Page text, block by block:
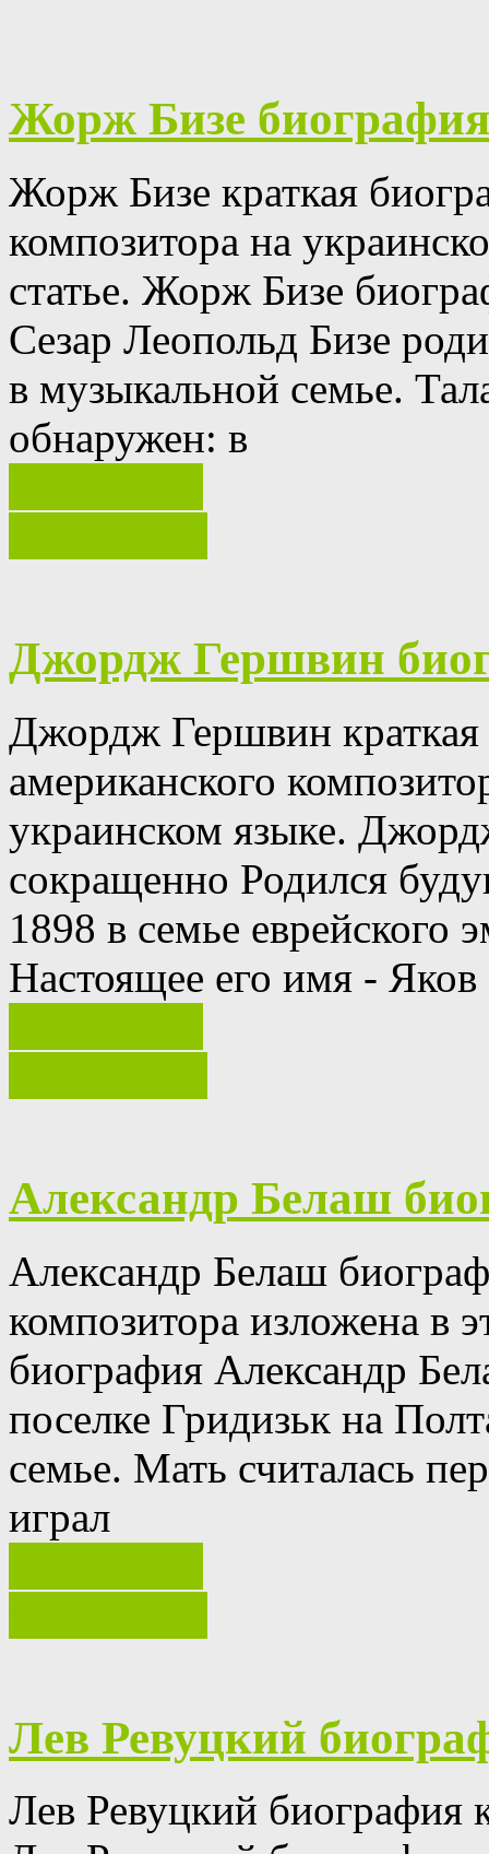
Жорж Бизе биография
Жорж Бизе краткая
композитора на
статье. Жорж Бизе
Сезар Леопольд Бизе
в музыкальной семье.
обнаружен: в
Джордж Гершвин
Джордж Гершвин краткая
американского
украинском языке.
сокращенно Родился
1898 в семье еврейского
Настоящее его имя - Яков
Александр Белаш
Александр Белаш
композитора изложена в
биография Александр
поселке Гридизьк на
семье. Мать считалась
играл
Лев Ревуцкий
Лев Ревуцкий биография